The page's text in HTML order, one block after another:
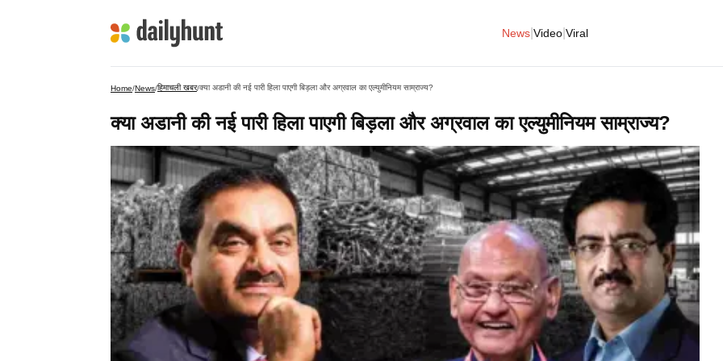
News Video Viral
Home/News/हिमाचली खबर/क्या अडानी की नई पारी हिला पाएगी बिड़ला और अग्रवाल का एल्युमीनियम साम्राज्य?​
क्या अडानी की नई पारी हिला पाएगी बिड़ला और अग्रवाल का एल्युमीनियम साम्राज्य?​